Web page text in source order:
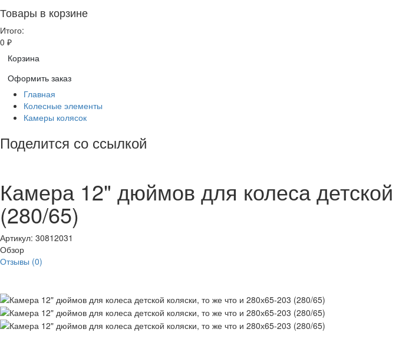
Товары в корзине
Итого:
0 ₽
Корзина
Оформить заказ
Главная
Колесные элементы
Камеры колясок
Поделится со ссылкой
Камера 12" дюймов для колеса
(280/65)
Артикул: 30812031
Обзор
Отзывы (0)